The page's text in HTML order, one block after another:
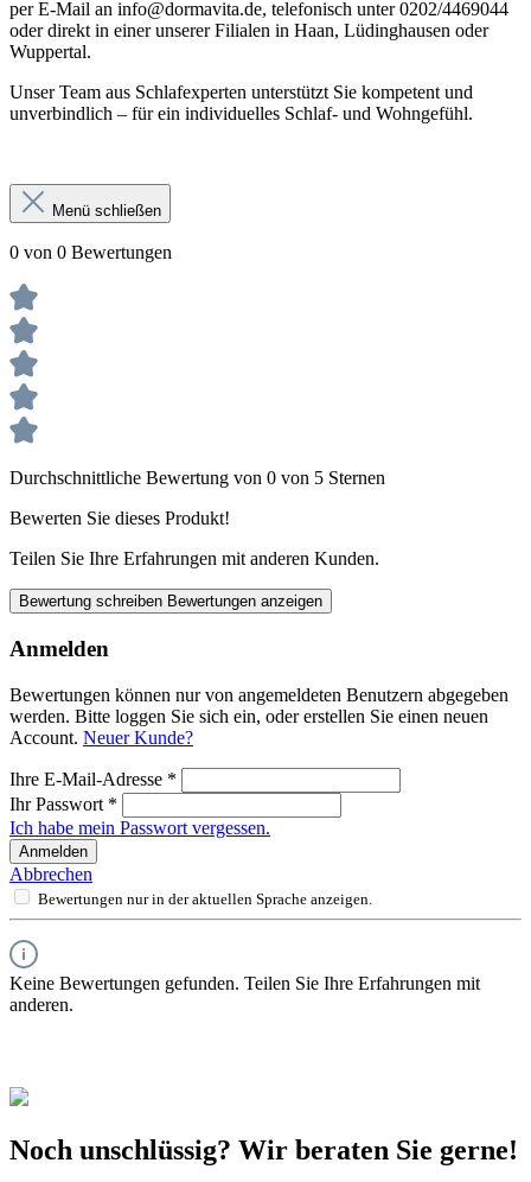
per E-Mail an info@dormavita.de, telefonisch unter 0202/4469044
oder direkt in einer unserer Filialen in Haan, Lüdinghausen oder
Wuppertal.
Unser Team aus Schlafexperten unterstützt Sie kompetent und
unverbindlich – für ein individuelles Schlaf- und Wohngefühl.
Menü schließen
0 von 0 Bewertungen
Durchschnittliche Bewertung von 0 von 5 Sternen
Bewerten Sie dieses Produkt!
Teilen Sie Ihre Erfahrungen mit anderen Kunden.
Bewertung schreiben Bewertungen anzeigen
Anmelden
Bewertungen können nur von angemeldeten Benutzern abgegeben
werden. Bitte loggen Sie sich ein, oder erstellen Sie einen neuen
Account. Neuer Kunde?
Ihre E-Mail-Adresse *
Ihr Passwort *
Ich habe mein Passwort vergessen.
Anmelden
Abbrechen
Bewertungen nur in der aktuellen Sprache anzeigen.
Keine Bewertungen gefunden. Teilen Sie Ihre Erfahrungen mit
anderen.
Noch unschlüssig? Wir beraten Sie gerne!